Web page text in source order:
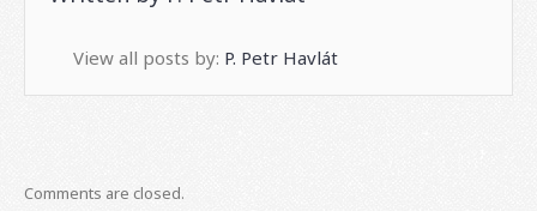
View all posts by: P. Petr Havlát
Comments are closed.